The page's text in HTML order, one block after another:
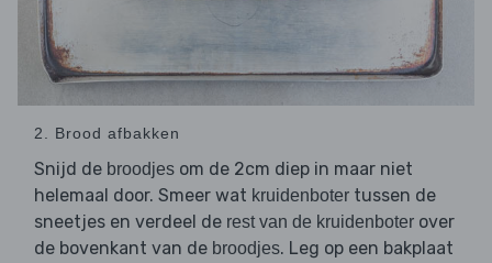
2. Brood afbakken
Snijd de broodjes om de 2cm diep in maar niet
helemaal door. Smeer wat kruidenboter tussen de
sneetjes en verdeel de rest van de kruidenboter over
de bovenkant van de broodjes. Leg op een bakplaat